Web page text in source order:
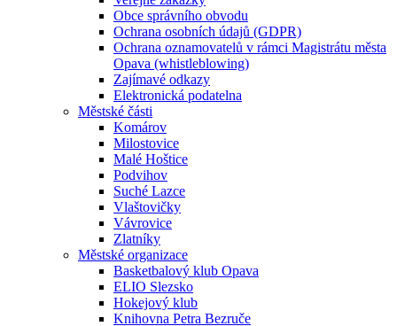
Obce správního obvodu
Ochrana osobních údajů (GDPR)
Ochrana oznamovatelů v rámci Magistrátu města
Opava (whistleblowing)
Zajímavé odkazy
Elektronická podatelna
Městské části
Komárov
Milostovice
Malé Hoštice
Podvihov
Suché Lazce
Vlaštovičky
Vávrovice
Zlatníky
Městské organizace
Basketbalový klub Opava
ELIO Slezsko
Hokejový klub
Knihovna Petra Bezruče